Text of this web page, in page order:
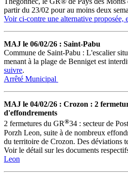
partir du 23/02 pour au moins deux
Voir ci-contre une alternative proposée,
MAJ le 06/02/26 : Saint-Pabu
Commune de Saint-Pabu : L'escalier
menant à la plage de Benniget est
suivre.
Arrêté Municipal
MAJ le 04/02/26 : Crozon : 2
d'effondrements
2 fermetures du GR®34 : secteur de
Porzh Leon, suite à de nombreux
du territoire de Crozon. Des déviations
Voir le détail sur les documents
Leon